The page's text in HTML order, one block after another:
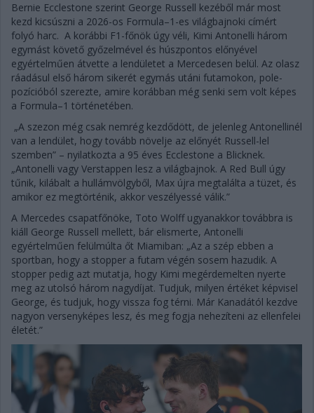
Bernie Ecclestone szerint George Russell kezéből már most
kezd kicsúszni a 2026-os Formula–1-es világbajnoki címért
folyó harc. A korábbi F1-főnök úgy véli, Kimi Antonelli három
egymást követő győzelmével és húszpontos előnyével
egyértelműen átvette a lendületet a Mercedesen belül. Az olasz
ráadásul első három sikerét egymás utáni futamokon, pole-
pozícióból szerezte, amire korábban még senki sem volt képes
a Formula–1 történetében.
„A szezon még csak nemrég kezdődött, de jelenleg Antonellinél
van a lendület, hogy tovább növelje az előnyét Russell-lel
szemben” – nyilatkozta a 95 éves Ecclestone a Blicknek.
„Antonelli vagy Verstappen lesz a világbajnok. A Red Bull úgy
tűnik, kilábalt a hullámvölgyből, Max újra megtalálta a tüzet, és
amikor ez megtörténik, akkor veszélyessé válik.”
A Mercedes csapatfőnöke, Toto Wolff ugyanakkor továbbra is
kiáll George Russell mellett, bár elismerte, Antonelli
egyértelműen felülmúlta őt Miamiban: „Az a szép ebben a
sportban, hogy a stopper a futam végén sosem hazudik. A
stopper pedig azt mutatja, hogy Kimi megérdemelten nyerte
meg az utolsó három nagydíjat. Tudjuk, milyen értéket képvisel
George, és tudjuk, hogy vissza fog térni. Már Kanadától kezdve
nagyon versenyképes lesz, és meg fogja nehezíteni az ellenfelei
életét.”